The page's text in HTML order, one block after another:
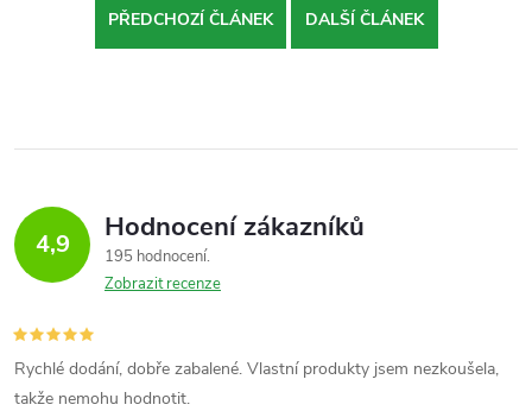
PŘEDCHOZÍ ČLÁNEK DALŠÍ ČLÁNEK
4,9 Hodnocení zákazníků
195 hodnocení
Zobrazit recenze
Rychlé dodání, dobře zabalené. Vlastní produkty jsem nezkoušela,
takže nemohu hodnotit.